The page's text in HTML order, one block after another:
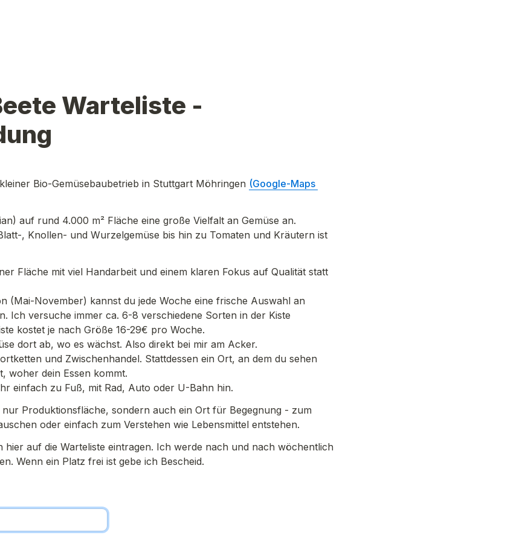
Warteliste -
Bio-Gemüsebaubetrieb in Stuttgart Möhringen (Google-Maps
auf rund 4.000 m² Fläche eine große Vielfalt an Gemüse an.
, Knollen- und Wurzelgemüse bis hin zu Tomaten und Kräutern ist
Fläche mit viel Handarbeit und einem klaren Fokus auf Qualität statt
(Mai-November) kannst du jede Woche eine frische Auswahl an
Ich versuche immer ca. 6-8 verschiedene Sorten in der Kiste
kostet je nach Größe 16-29€ pro Woche.
dort ab, wo es wächst. Also direkt bei mir am Acker.
und Zwischenhandel. Stattdessen ein Ort, an dem du sehen
woher dein Essen kommt.
einfach zu Fuß, mit Rad, Auto oder U-Bahn hin.
Produktionsfläche, sondern auch ein Ort für Begegnung - zum
oder einfach zum Verstehen wie Lebensmittel entstehen.
hier auf die Warteliste eintragen. Ich werde nach und nach wöchentlich
Wenn ein Platz frei ist gebe ich Bescheid.